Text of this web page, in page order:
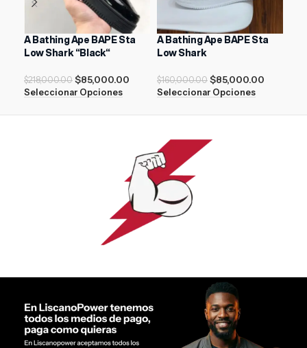
A Bathing Ape BAPE Sta
Low Shark “Black“
$218,000.00 $85,000.00
Seleccionar Opciones
A Bathing Ape BAPE Sta
Low Shark
$160,000.00 $85,000.00
Seleccionar Opciones